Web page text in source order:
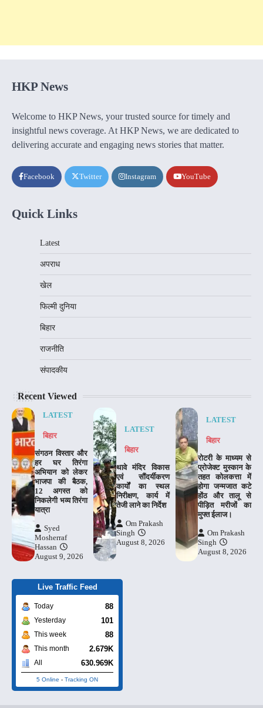
HKP News
Welcome to HKP News, your trusted source for timely and
insightful news coverage. At HKP News, we are dedicated to
delivering accurate and engaging news stories that matter.
Facebook Twitter Instagram YouTube
Quick Links
Latest
अपराध
खेल
फिल्मी दुनिया
बिहार
राजनीति
संपादकीय
Recent Viewed
LATEST
बिहार
संगठन विस्तार और
हर घर तिरंगा
अभियान को लेकर
भाजपा की बैठक,
12 अगस्त को
निकलेगी भव्य तिरंगा
यात्रा
Syed
Mosherraf
Hassan
August 9, 2026
LATEST
बिहार
थावे मंदिर विकास
एवं सौंदर्यीकरण
कार्यों का स्थल
निरीक्षण, कार्य में
तेजी लाने का निर्देश
Om Prakash
Singh
August 8, 2026
LATEST
बिहार
रोटरी के माध्यम से
प्रोजेक्ट मुस्कान के
तहत कोलकत्ता में
होगा जन्मजात कटे
होंठ और तालू से
पीड़ित मरीजों का
मुफ्त ईलाज।
Om Prakash
Singh
August 8, 2026
Live Traffic Feed
Today 88
Yesterday 101
This week 88
This month 2.679K
All 630.969K
5 Online - Tracking ON